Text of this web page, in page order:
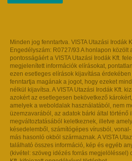
Minden jog fenntartva. VISTA Utazási Irodák
Engedélyszám: R0727/93 A honlapon közölt
pontosságáért a VISTA Utazási Irodák Kft.
megjelenített információk elírásokat,
ezen esetleges elírások kijavítása érdekében
fenntartja magának a jogot, hogy ezeket
nélkül kijavítsa. A VISTA Utazási Irodák Kft.
azokért az esetlegesen bekövetkező
amelyek a weboldalak használatából, nem
üzemzavarából, az adatok bárki által történő
megváltoztatásából keletkeznek, illetve
késedelemből, számítógépes vírusból,
más hasonló okból származnak. A VISTA
található összes információ, kép és egyéb
(kivétel: szöveg idézés forrás megjelöléssel)